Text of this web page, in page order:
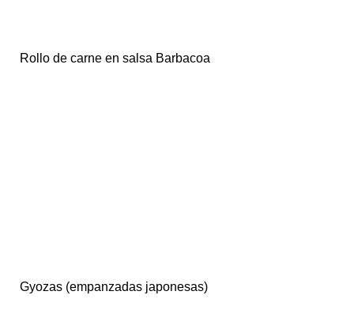
Rollo de carne en salsa Barbacoa
Gyozas (empanzadas japonesas)